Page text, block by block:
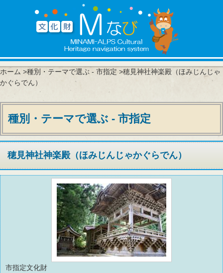
ホーム >種別・テーマで選ぶ - 市指定 >穂見神社神楽殿（ほみじんじゃ
かぐらでん）
種別・テーマで選ぶ - 市指定
穂見神社神楽殿（ほみじんじゃかぐらでん）
市指定文化財